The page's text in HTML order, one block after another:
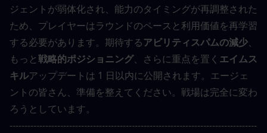
ジェントが弱体化され、能力のタイミングが再調整された
ため、プレイヤーはラウンドのペースと利用価値を再学習
する必要があります。期待するアビリティスパムの減少、
もっと戦略的ポジショニング、さらに重点を置く エイムス
キルアップデートは 1 日以内に公開されます。エージェ
ントの皆さん、準備を整えてください。戦場は完全に変わ
ろうとしています。
-----------------------------------------------------------------------------------